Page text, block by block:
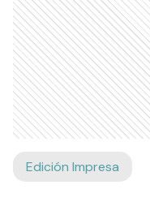
Edición Impresa